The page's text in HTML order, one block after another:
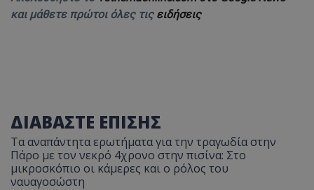
και μάθετε πρώτοι όλες τις ειδήσεις
ΔΙΑΒΑΣΤΕ ΕΠΙΣΗΣ
Τα αναπάντητα ερωτήματα για την τραγωδία στην
Πάρο με τον νεκρό 4χρονο στην πισίνα: Στο
μικροσκόπιο οι κάμερες και ο ρόλος του
ναυαγοσώστη